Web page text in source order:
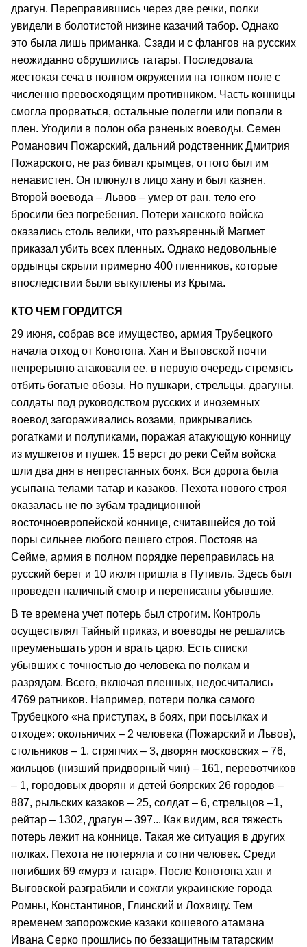
драгун. Переправившись через две речки, полки
увидели в болотистой низине казачий табор. Однако
это была лишь приманка. Сзади и с флангов на русских
неожиданно обрушились татары. Последовала
жестокая сеча в полном окружении на топком поле с
численно превосходящим противником. Часть конницы
смогла прорваться, остальные полегли или попали в
плен. Угодили в полон оба раненых воеводы. Семен
Романович Пожарский, дальний родственник Дмитрия
Пожарского, не раз бивал крымцев, оттого был им
ненавистен. Он плюнул в лицо хану и был казнен.
Второй воевода – Львов – умер от ран, тело его
бросили без погребения. Потери ханского войска
оказались столь велики, что разъяренный Магмет
приказал убить всех пленных. Однако недовольные
ордынцы скрыли примерно 400 пленников, которые
впоследствии были выкуплены из Крыма.
КТО ЧЕМ ГОРДИТСЯ
29 июня, собрав все имущество, армия Трубецкого
начала отход от Конотопа. Хан и Выговской почти
непрерывно атаковали ее, в первую очередь стремясь
отбить богатые обозы. Но пушкари, стрельцы, драгуны,
солдаты под руководством русских и иноземных
воевод загораживались возами, прикрывались
рогатками и полупиками, поражая атакующую конницу
из мушкетов и пушек. 15 верст до реки Сейм войска
шли два дня в непрестанных боях. Вся дорога была
усыпана телами татар и казаков. Пехота нового строя
оказалась не по зубам традиционной
восточноевропейской коннице, считавшейся до той
поры сильнее любого пешего строя. Постояв на
Сейме, армия в полном порядке переправилась на
русский берег и 10 июля пришла в Путивль. Здесь был
проведен наличный смотр и переписаны убывшие.
В те времена учет потерь был строгим. Контроль
осуществлял Тайный приказ, и воеводы не решались
преуменьшать урон и врать царю. Есть списки
убывших с точностью до человека по полкам и
разрядам. Всего, включая пленных, недосчитались
4769 ратников. Например, потери полка самого
Трубецкого «на приступах, в боях, при посылках и
отходе»: окольничих – 2 человека (Пожарский и Львов),
стольников – 1, стряпчих – 3, дворян московских – 76,
жильцов (низший придворный чин) – 161, перевотчиков
– 1, городовых дворян и детей боярских 26 городов –
887, рыльских казаков – 25, солдат – 6, стрельцов –1,
рейтар – 1302, драгун – 397... Как видим, вся тяжесть
потерь лежит на коннице. Такая же ситуация в других
полках. Пехота не потеряла и сотни человек. Среди
погибших 69 «мурз и татар». После Конотопа хан и
Выговской разграбили и сожгли украинские города
Ромны, Константинов, Глинский и Лохвицу. Тем
временем запорожские казаки кошевого атамана
Ивана Серко прошлись по беззащитным татарским